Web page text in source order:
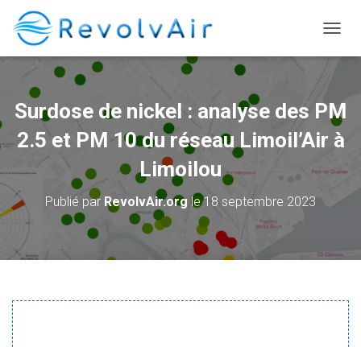
Surdose de nickel : analyse des PM
2.5 et PM 10 du réseau Limoil’Air à
Limoilou
Publié par RevolvAir.org le18 septembre 2023